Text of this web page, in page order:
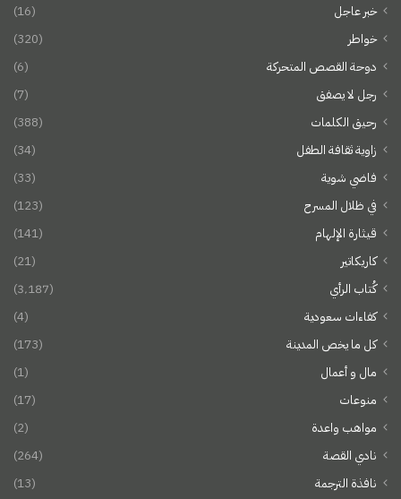
خبر عاجل
(16)
خواطر
(320)
دوحة القصص المتحركة
(6)
رجل لا يصفق
(7)
رحيق الكلمات
(388)
زاوية ثقافة الطفل
(34)
فاضي شوية
(33)
في ظلال المسرح
(123)
قيثارة الإلهام
(141)
كاريكاتير
(21)
كُتاب الرأي
(3٬187)
كفاءات سعودية
(4)
كل ما يخص المدينة
(173)
مال و أعمال
(1)
منوعات
(17)
مواهب واعدة
(2)
نادي القصة
(264)
نافذة الترجمة
(13)